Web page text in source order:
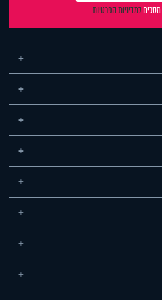
למדיניות הפרטיות